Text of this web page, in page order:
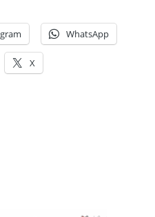
WhatsApp
X